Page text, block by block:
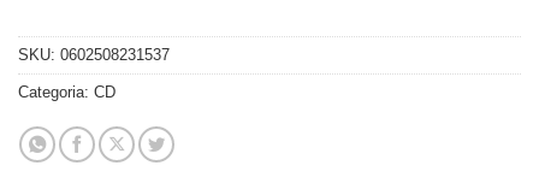
SKU: 0602508231537
Categoria: CD